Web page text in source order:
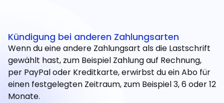
Kündigung bei anderen Zahlungsarten
Wenn du eine andere Zahlungsart als die Lastschrift
gewählt hast, zum Beispiel Zahlung auf Rechnung,
per PayPal oder Kreditkarte, erwirbst du ein Abo für
einen festgelegten Zeitraum, zum Beispiel 3, 6 oder 12
Monate.